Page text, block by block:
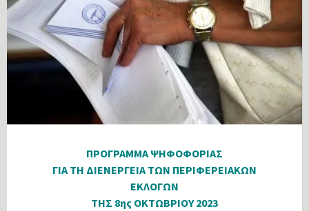
ΠΡΟΓΡΑΜΜΑ ΨΗΦΟΦΟΡΙΑΣ
ΓΙΑ ΤΗ ΔΙΕΝΕΡΓΕΙΑ ΤΩΝ ΠΕΡΙΦΕΡΕΙΑΚΩΝ
ΕΚΛΟΓΩΝ
ΤΗΣ 8ης ΟΚΤΩΒΡΙΟΥ 2023